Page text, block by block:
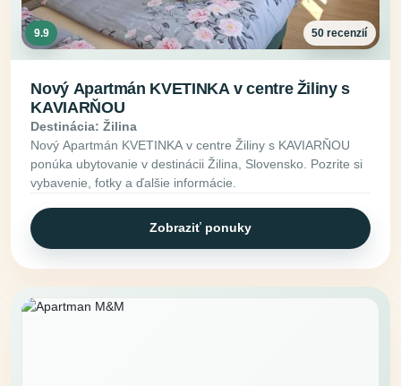
9.9 50 recenzií
Nový Apartmán KVETINKA v centre Žiliny s
KAVIARŇOU
Destinácia: Žilina
Nový Apartmán KVETINKA v centre Žiliny s KAVIARŇOU
ponúka ubytovanie v destinácii Žilina, Slovensko. Pozrite si
vybavenie, fotky a ďalšie informácie.
Zobraziť ponuky